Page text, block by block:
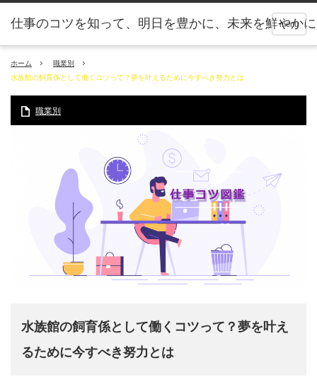
menu
仕事のコツを知って、明日を豊かに、未来を鮮やかに
ホーム
職業別
水族館の飼育係として働くコツって？夢を叶えるために今すべき努力とは
職業別
水族館の飼育係として働くコツって？夢を叶え
るために今すべき努力とは